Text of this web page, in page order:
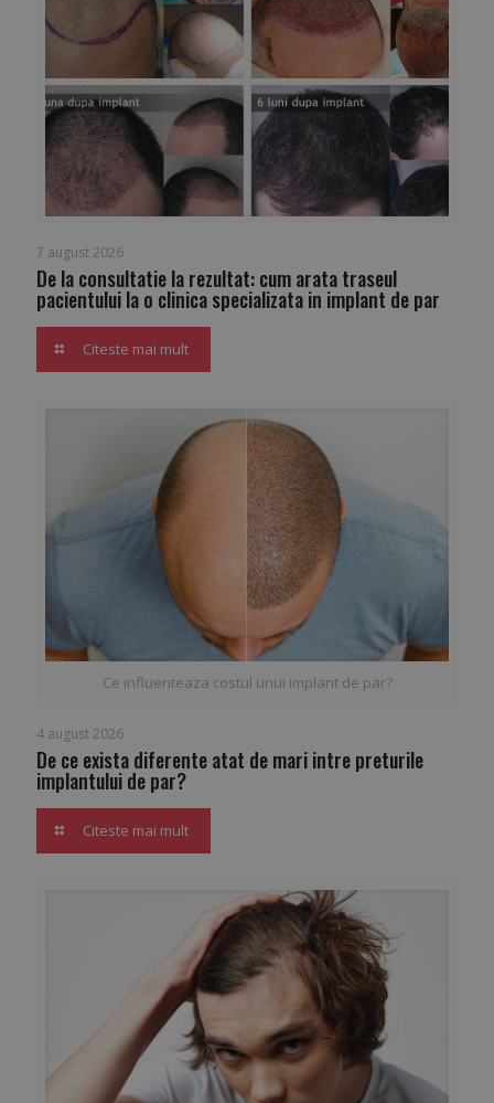
7 august 2026
De la consultatie la rezultat: cum arata traseul
pacientului la o clinica specializata in implant de par
Citeste mai mult
Ce influenteaza costul unui implant de par?
4 august 2026
De ce exista diferente atat de mari intre preturile
implantului de par?
Citeste mai mult